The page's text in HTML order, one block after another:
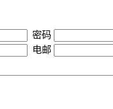
密码
电邮